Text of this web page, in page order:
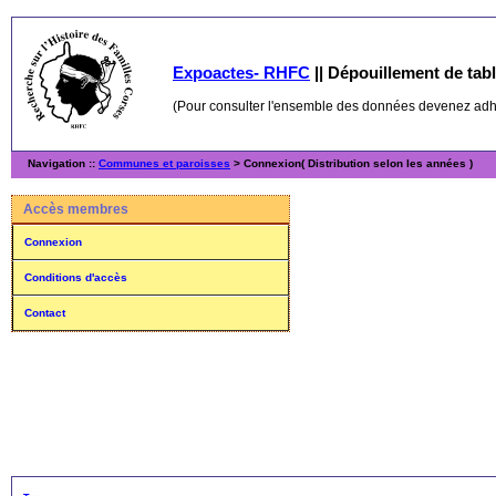
Expoactes- RHFC || Dépouillement de
(Pour consulter l'ensemble des données devenez
Navigation :: Communes et paroisses > Connexion( Distribution selon les années )
Accès membres
Connexion
Conditions d'accès
Contact